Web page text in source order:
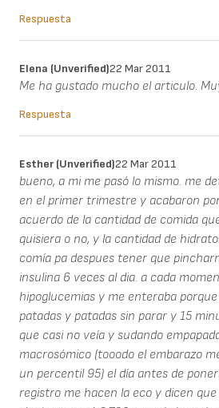
Respuesta
Elena (unverified)22 Mar 2011
Me ha gustado mucho el articulo.
Respuesta
Esther (unverified)22 Mar 2011
bueno, a mi me pasó lo mismo. me
en el primer trimestre y acabaron
acuerdo de la cantidad de comida
quisiera o no, y la cantidad de
comía pa despues tener que
insulina 6 veces al dia. a cada
hipoglucemias y me enteraba
patadas y patadas sin parar y 15
que casi no veía y sudando
macrosómico (tooodo el embarazo
un percentil 95) el día antes de
registro me hacen la eco y dicen que